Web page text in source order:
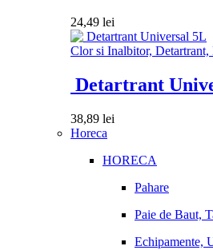
24,49 lei
Clor si Inalbitor, Detartrant,
Detartrant
38,89 lei
Horeca
HORECA
Pahare
Paie de Baut,
Echipamente,